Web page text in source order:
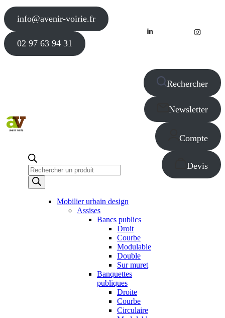
info@avenir-voirie.fr
02 97 63 94 31
Recherche
de
produits
Rechercher
Newsletter
Compte
Devis
Mobilier urbain design
Assises
Bancs publics
Droit
Courbe
Modulable
Double
Sur muret
Banquettes
publiques
Droite
Courbe
Circulaire